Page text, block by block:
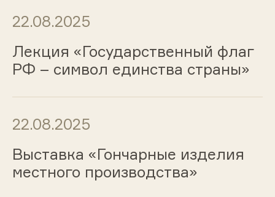
22.08.2025
Лекция «Государственный флаг
РФ – символ единства страны»
22.08.2025
Выставка «Гончарные изделия
местного производства»